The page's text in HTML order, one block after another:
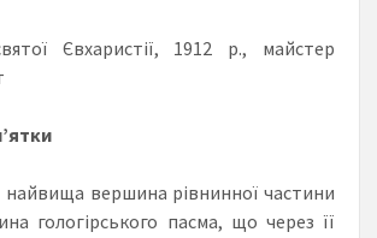
Євхаристії, 1912 р., майстер
найвища вершина рівнинної частини
гологірського пасма, що через її